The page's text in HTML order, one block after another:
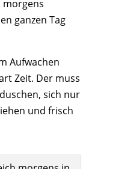
morgens
ganzen Tag
Aufwachen
Zeit. Der muss
sich nur
und frisch